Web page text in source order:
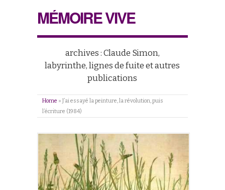
MÉMOIRE VIVE
archives : Claude Simon,
labyrinthe, lignes de fuite et autres
publications
Home » J’ai essayé la peinture, la révolution, puis
l’écriture (1984)